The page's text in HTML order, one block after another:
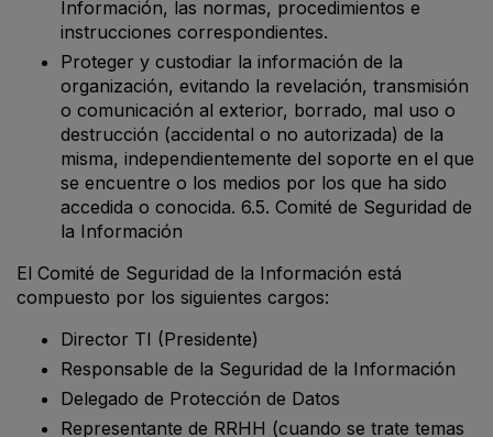
Información, las normas, procedimientos e
instrucciones correspondientes.
Proteger y custodiar la información de la
organización, evitando la revelación, transmisión
o comunicación al exterior, borrado, mal uso o
destrucción (accidental o no autorizada) de la
misma, independientemente del soporte en el que
se encuentre o los medios por los que ha sido
accedida o conocida. 6.5. Comité de Seguridad de
la Información
El Comité de Seguridad de la Información está
compuesto por los siguientes cargos:
Director TI (Presidente)
Responsable de la Seguridad de la Información
Delegado de Protección de Datos
Representante de RRHH (cuando se trate temas